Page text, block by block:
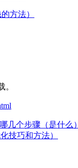
方法）
。
几个步骤（是什么）
技巧和方法）